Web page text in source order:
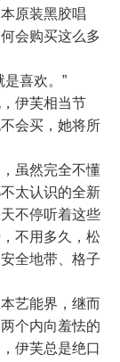
原装黑胶唱
会购买这么多
喜欢。”
伊芙相当节
会买，她将所
虽然完全不懂
太认识的全新
不停听着这些
不用多久，松
全地带、格子
艺能界，继而
个内向羞怯的
伊芙总是绝口